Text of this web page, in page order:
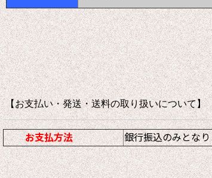
【お支払い・発送・送料の取り扱い
お支払方法 銀行振込のみとな